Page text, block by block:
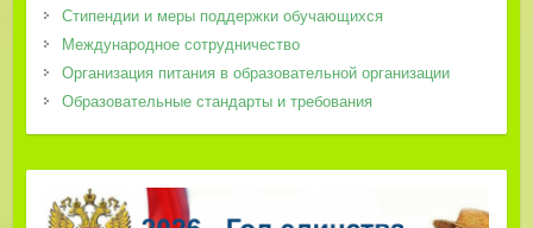
Стипендии и меры поддержки обучающихся
Международное сотрудничество
Организация питания в образовательной организации
Образовательные стандарты и требования